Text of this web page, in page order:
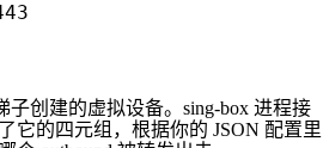
子创建的虚拟设备。sing-box 进程接
它的四元组，根据你的 JSON 配置里